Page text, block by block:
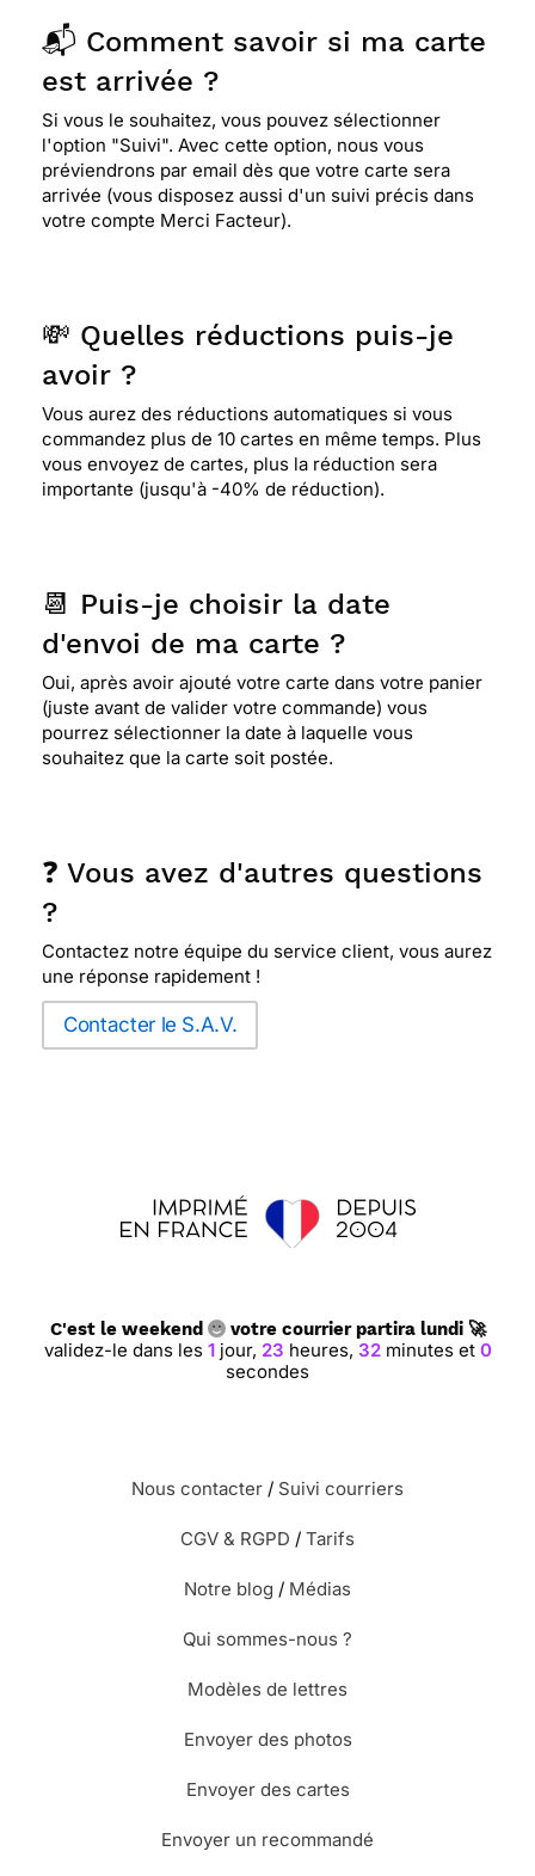
📬 Comment savoir si ma carte
est arrivée ?
Si vous le souhaitez, vous pouvez sélectionner
l'option "Suivi". Avec cette option, nous vous
préviendrons par email dès que votre carte sera
arrivée (vous disposez aussi d'un suivi précis dans
votre compte Merci Facteur).
💸 Quelles réductions puis-je
avoir ?
Vous aurez des réductions automatiques si vous
commandez plus de 10 cartes en même temps. Plus
vous envoyez de cartes, plus la réduction sera
importante (jusqu'à -40% de réduction).
📆 Puis-je choisir la date
d'envoi de ma carte ?
Oui, après avoir ajouté votre carte dans votre panier
(juste avant de valider votre commande) vous
pourrez sélectionner la date à laquelle vous
souhaitez que la carte soit postée.
❓ Vous avez d'autres questions
?
Contactez notre équipe du service client, vous aurez
une réponse rapidement !
Contacter le S.A.V.
C'est le weekend votre courrier partira lundi 🚀
validez-le dans les 1jour, 23 heures, 32minutes et 0
secondes
Nous contacter / Suivi courriers
CGV & RGPD / Tarifs
Notre blog / Médias
Qui sommes-nous ?
Modèles de lettres
Envoyer des photos
Envoyer des cartes
Envoyer un recommandé